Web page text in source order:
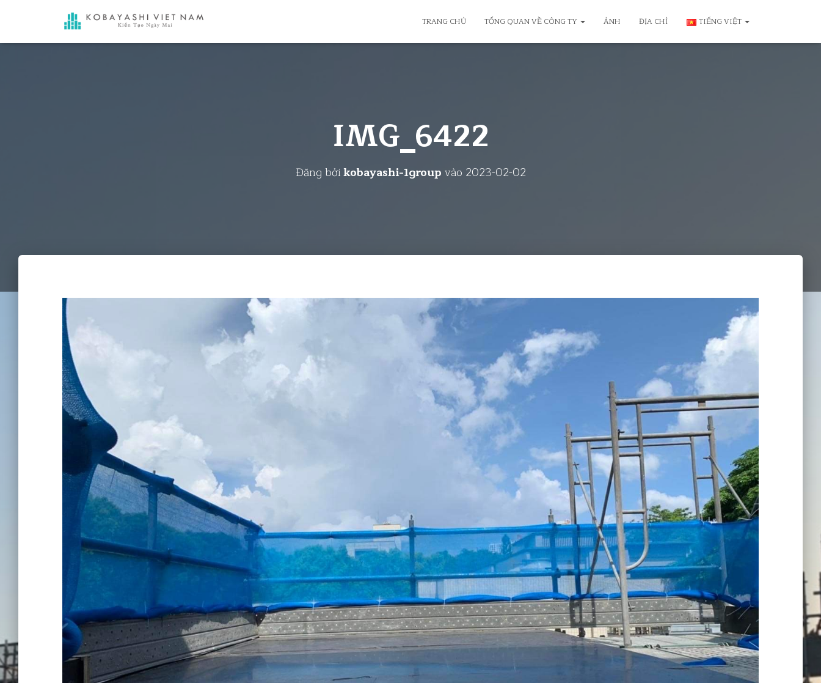
TRANG CHỦ TỔNG QUAN VỀ CÔNG TY ẢNH ĐỊA CHỈ TIẾNG VIỆT
IMG_6422
Đăng bởikobayashi-1group vào 2023-02-02